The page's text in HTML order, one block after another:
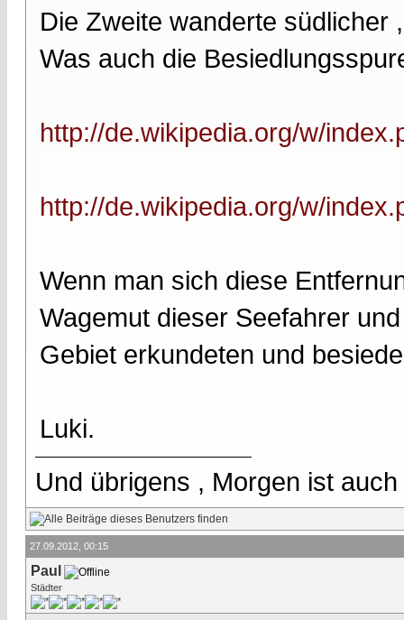
Die Zweite wanderte südlicher
Was auch die
http://de.wikipedia.org/w/
http://de.wikipedia.org/w/
Wenn man sich diese
Wagemut dieser Seefahrer
Gebiet erkundeten und
Luki.
Und übrigens , Morgen ist
27.09.2012, 00:15
Paul
Städter